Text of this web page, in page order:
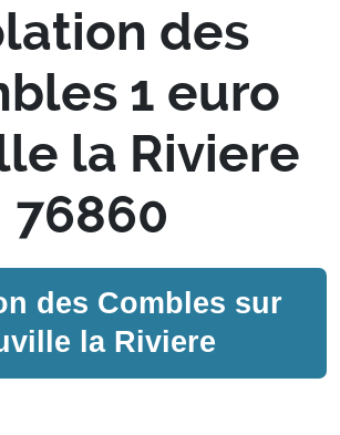
des
1 euro
la Riviere
76860
des Combles sur
la Riviere